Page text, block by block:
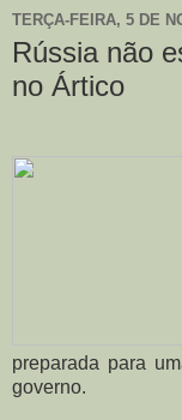
TERÇA-FEIRA, 5 DE
Rússia não
no Ártico
preparada para
governo.